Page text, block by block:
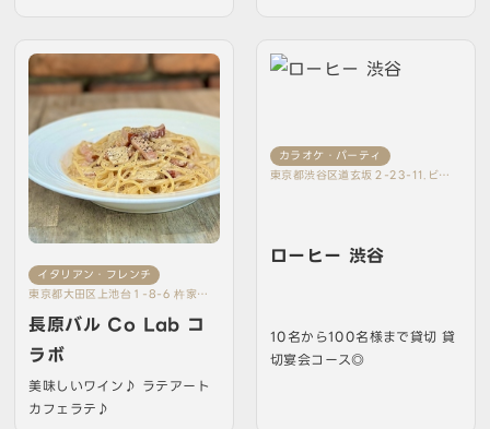
イタリアン・フレンチ
東京都大田区上池台１-8-6 杵家ビ
ル1F
長原バル Co Lab コ
ラボ
美味しいワイン♪ ラテアート
カフェラテ♪
カラオケ・パーティ
東京都渋谷区道玄坂２-23-11.ビル
ローヒー 渋谷
10名から100名様まで貸切 貸
切宴会コース◎